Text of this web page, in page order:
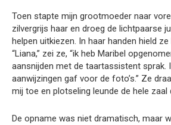
Toen stapte mijn grootmoeder naar
zilvergrijs haar en droeg de lichtpaarse
helpen uitkiezen. In haar handen hield
“Liana,” zei ze, “ik heb Maribel
aansnijden met de taartassistent sprak.
aanwijzingen gaf voor de foto’s.” Ze
mij toe en plotseling leunde de hele zaal
De opname was niet dramatisch, maar